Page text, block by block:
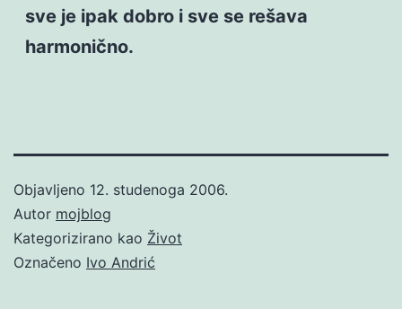
sve je ipak dobro i sve se rešava
harmonično.
Objavljeno 12. studenoga 2006.
Autor mojblog
Kategorizirano kao Život
Označeno Ivo Andrić